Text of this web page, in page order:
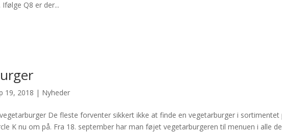
Q8 er der...
19, 2018 | Nyheder
De fleste forventer sikkert ikke at finde en vegetarburger i
K nu om på. Fra 18. september har man føjet vegetarburgeren til menuen i alle